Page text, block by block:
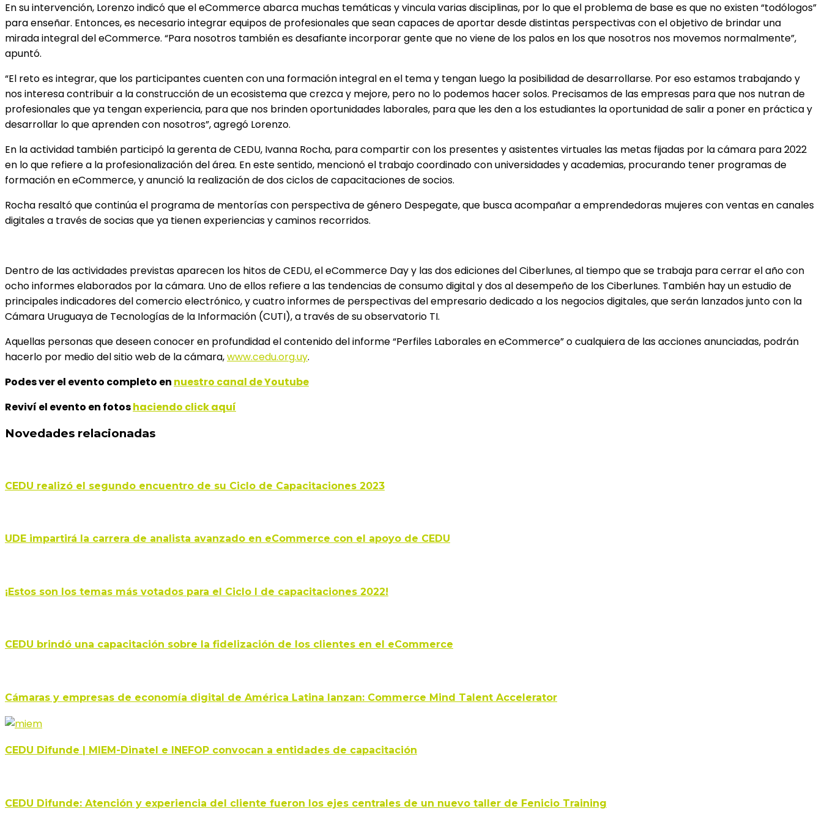
En su intervención, Lorenzo indicó que el eCommerce abarca muchas temáticas y vincula varias disciplinas, por lo que el problema de base es que no existen “todólogos”
para enseñar. Entonces, es necesario integrar equipos de profesionales que sean capaces de aportar desde distintas perspectivas con el objetivo de brindar una
mirada integral del eCommerce. “Para nosotros también es desafiante incorporar gente que no viene de los palos en los que nosotros nos movemos normalmente”,
apuntó.
“El reto es integrar, que los participantes cuenten con una formación integral en el tema y tengan luego la posibilidad de desarrollarse. Por eso estamos trabajando y
nos interesa contribuir a la construcción de un ecosistema que crezca y mejore, pero no lo podemos hacer solos. Precisamos de las empresas para que nos nutran de
profesionales que ya tengan experiencia, para que nos brinden oportunidades laborales, para que les den a los estudiantes la oportunidad de salir a poner en práctica y
desarrollar lo que aprenden con nosotros”, agregó Lorenzo.
En la actividad también participó la gerenta de CEDU, Ivanna Rocha, para compartir con los presentes y asistentes virtuales las metas fijadas por la cámara para 2022
en lo que refiere a la profesionalización del área. En este sentido, mencionó el trabajo coordinado con universidades y academias, procurando tener programas de
formación en eCommerce, y anunció la realización de dos ciclos de capacitaciones de socios.
Rocha resaltó que continúa el programa de mentorías con perspectiva de género Despegate, que busca acompañar a emprendedoras mujeres con ventas en canales
digitales a través de socias que ya tienen experiencias y caminos recorridos.
Dentro de las actividades previstas aparecen los hitos de CEDU, el eCommerce Day y las dos ediciones del Ciberlunes, al tiempo que se trabaja para cerrar el año con
ocho informes elaborados por la cámara. Uno de ellos refiere a las tendencias de consumo digital y dos al desempeño de los Ciberlunes. También hay un estudio de
principales indicadores del comercio electrónico, y cuatro informes de perspectivas del empresario dedicado a los negocios digitales, que serán lanzados junto con la
Cámara Uruguaya de Tecnologías de la Información (CUTI), a través de su observatorio TI.
Aquellas personas que deseen conocer en profundidad el contenido del informe “Perfiles Laborales en eCommerce” o cualquiera de las acciones anunciadas, podrán
hacerlo por medio del sitio web de la cámara,www.cedu.org.uy.
Podes ver el evento completo en nuestro canal de Youtube
Reviví el evento en fotoshaciendo click aquí
Novedades relacionadas
CEDU realizó el segundo encuentro de su Ciclo de Capacitaciones 2023
UDE impartirá la carrera de analista avanzado en eCommerce con el apoyo de CEDU
¡Estos son los temas más votados para el Ciclo I de capacitaciones 2022!
CEDU brindó una capacitación sobre la fidelización de los clientes en el eCommerce
Cámaras y empresas de economía digital de América Latina lanzan: Commerce Mind Talent Accelerator
CEDU Difunde | MIEM-Dinatel e INEFOP convocan a entidades de capacitación
CEDU Difunde: Atención y experiencia del cliente fueron los ejes centrales de un nuevo taller de Fenicio Training